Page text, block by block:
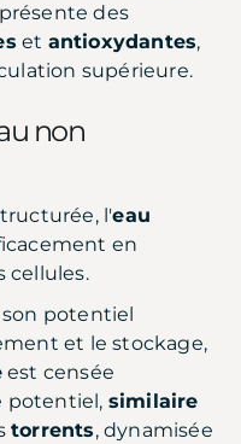
des
et antioxydantes,
supérieure.
non
l'eau
en
cellules.
potentiel
et le stockage,
est censée
potentiel, similaire
torrents, dynamisée